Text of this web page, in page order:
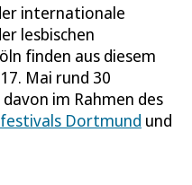
internationale
lesbischen
finden aus diesem
Mai rund 30
im Rahmen des
Dortmund und